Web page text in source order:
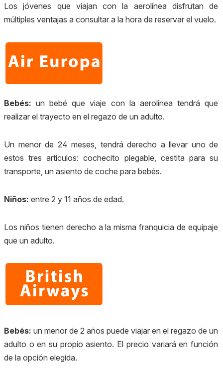
Los jóvenes que viajan con la aerolínea disfrutan de
múltiples ventajas a consultar a la hora de reservar el vuelo.
Bebés: un bebé que viaje con la aerolínea tendrá que
realizar el trayecto en el regazo de un adulto.
Un menor de 24 meses, tendrá derecho a llevar uno de
estos tres artículos: cochecito plegable, cestita para su
transporte, un asiento de coche para bebés.
Niños: entre 2 y 11 años de edad.
Los niños tienen derecho a la misma franquicia de equipaje
que un adulto.
Bebés: un menor de 2 años puede viajar en el regazo de un
adulto o en su propio asiento. El precio variará en función
de la opción elegida.